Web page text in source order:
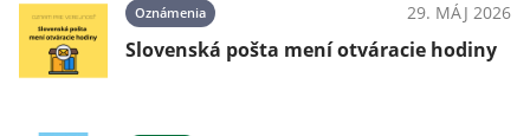
Oznámenia 29. MÁJ 2026
Slovenská pošta mení otváracie hodiny